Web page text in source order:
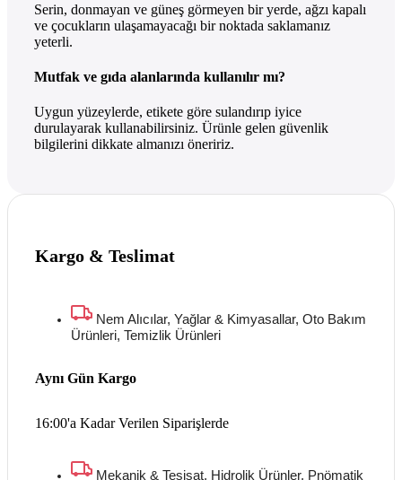
Serin, donmayan ve güneş görmeyen bir yerde, ağzı kapalı
ve çocukların ulaşamayacağı bir noktada saklamanız
yeterli.
Mutfak ve gıda alanlarında kullanılır mı?
Uygun yüzeylerde, etikete göre sulandırıp iyice
durulayarak kullanabilirsiniz. Ürünle gelen güvenlik
bilgilerini dikkate almanızı öneririz.
Kargo & Teslimat
Nem Alıcılar, Yağlar & Kimyasallar, Oto Bakım
Ürünleri, Temizlik Ürünleri
16:00'a Kadar Verilen Siparişlerde
Aynı Gün Kargo
Mekanik & Tesisat, Hidrolik Ürünler, Pnömatik